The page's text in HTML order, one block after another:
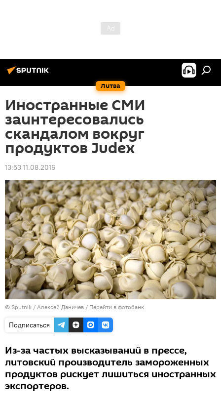
Литва
Иностранные СМИ
заинтересовались
скандалом вокруг
продуктов Judex
13:53 11.08.2016
© Sputnik / Алексей Даничев / Перейти в фотобанк
Подписаться
Из-за частых высказываний в прессе,
литовский производитель замороженных
продуктов рискует лишиться иностранных
экспортеров.